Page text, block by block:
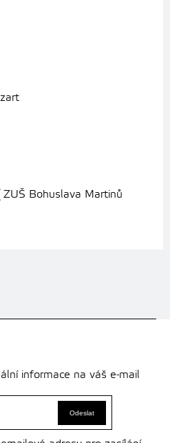
Bohuslava Martinů
informace na váš e-mail